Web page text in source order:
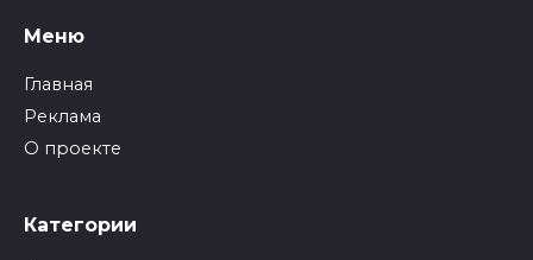
Меню
Главная
Реклама
О проекте
Категории